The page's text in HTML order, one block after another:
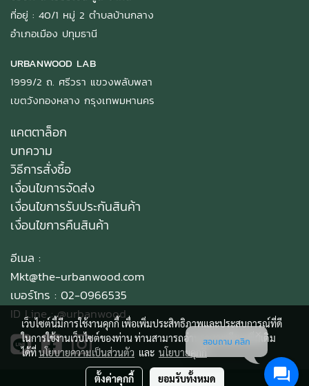
ที่อยู่ : 40/1 หมู่ 2 ตำบลบ้านกลาง
อำเภอเมือง ปทุมธานี
URBANWOOD LAB
1999/2 ถ. ศรีวรา แขวงพลับพลา
เขตวังทองหลาง กรุงเทพมหานคร
แคตตาล็อก
บทความ
วิธีการสั่งซื้อ
เงื่อนไขการจัดส่ง
เงื่อนไขการรับประกันสินค้า
เงื่อนไขการคืนสินค้า
อีเมล :
Mkt@the-urbanwood.com
เบอร์โทร : 02-0966535
ID Line :@urbanwood
เว็บไซต์นี้มีการใช้งานคุกกี้ เพื่อเพิ่มประสิทธิภาพและประสบการณ์ที่ดี
ในการใช้งานเว็บไซต์ของท่าน ท่านสามารถอ่านรายละเอียดเพิ่มเติม
ได้ที่นโยบายความเป็นส่วนตัว และ นโยบายคุกกี้
ตั้งค่าคุกกี้ ยอมรับทั้งหมด
สอบถาม คลิก